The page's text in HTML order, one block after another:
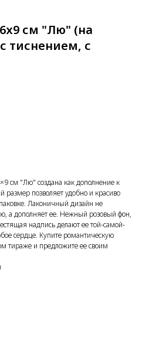
см "Лю" (на
тиснением, с
см "Лю" создана как дополнение к
размер позволяет удобно и красиво
Лаконичный дизайн не
а дополняет ее. Нежный розовый фон,
надпись делают ее той-самой-
сердце. Купите романтическую
тираже и предложите ее своим